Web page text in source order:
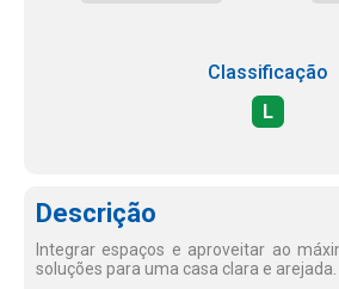
Classificação
L
Descrição
Integrar espaços e aproveitar ao
soluções para uma casa clara e arejada.